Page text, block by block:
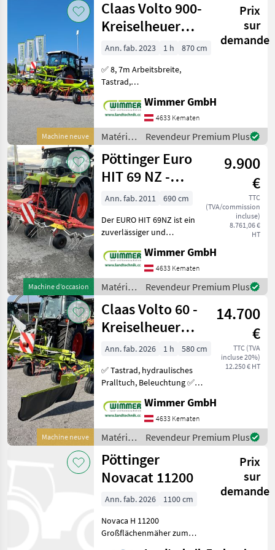
fenaison
/ Krone
Machine neuve
Claas Volto 900-
Kreiselheuer
8,7m
Kreisler/Zetter
(9m)
Prix
sur
demande
Ann. fab. 2023 1 h
870 cm
✅ 8, 7m Arbeitsbreite,
Tastrad,
Das Kreiselheuer Claas
VOLTO 900, Baujahr 2023,
bietet eine Arbeitsbreite
von 8, 70m und ist noch
unbenutzt
Wimmer GmbH
4633 Kematen
Matériels
de
fenaison
/ Claas
Revendeur Premium Plus
Machine d’occasion
Pöttinger Euro
HIT 69 NZ -
gebrauchter
9.900
€
TTC
(TVA/commission
incluse)
8.761,06 €
HT
Ann. fab. 2011
690 cm
Der EURO HIT 69NZ ist ein
zuverlässiger und
ideal für Betriebe, die eine
saubere Futteraufbereitung
und hohe Arbeitsleistung
benötigen. Mit
Wimmer GmbH
4633 Kematen
Matériels
de
fenaison
/
Pöttinger
Revendeur Premium Plus
Machine neuve
Claas Volto 60 -
Kreiselheuer
5,8m
Kreisler/Zetter
14.700
€
TTC (TVA
incluse 20%)
12.250 € HT
Ann. fab. 2026 1 h
580 cm
✅ Tastrad, hydraulisches
Pralltuch, Beleuchtung ✅
VOLTO 60, Baujahr 2025,
bietet eine Arbeitsbreite
von 5, 80m und ist noch
unbenutzt. Es üb
Wimmer GmbH
4633 Kematen
Matériels
de
fenaison
/ Claas
Revendeur Premium Plus
Pöttinger
Novacat 11200
Prix
sur
demande
Ann. fab. 2026
1100 cm
Novaca H 11200
Großflächenmäher zum